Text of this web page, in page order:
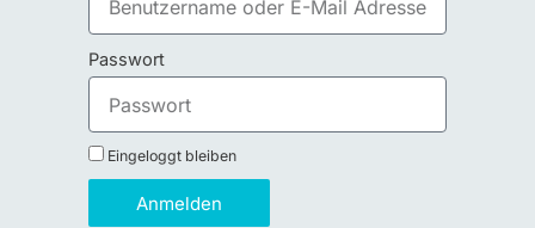
Passwort
Eingeloggt bleiben
Anmelden